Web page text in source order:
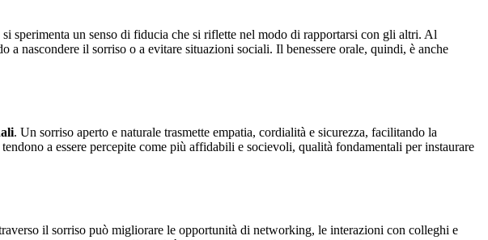
sperimenta un senso di fiducia che si riflette nel modo di rapportarsi con gli altri. Al
nascondere il sorriso o a evitare situazioni sociali. Il benessere orale, quindi, è anche
. Un sorriso aperto e naturale trasmette empatia, cordialità e sicurezza, facilitando la
a essere percepite come più affidabili e socievoli, qualità fondamentali per instaurare
il sorriso può migliorare le opportunità di networking, le interazioni con colleghi e